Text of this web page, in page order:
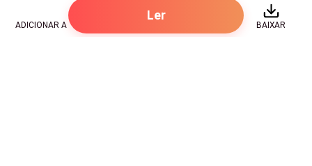
mais caro na garagem.
ADICIONAR A
Ler
BAIXAR